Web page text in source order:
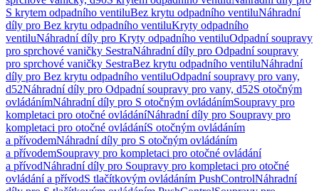
S krytem odpadního ventiluBez krytu odpadního ventiluNáhradní
díly pro Bez krytu odpadního ventiluKryty odpadního
ventiluNáhradní díly pro Kryty odpadního ventiluOdpadní soupravy
pro sprchové vaničky SestraNáhradní díly pro Odpadní soupravy
pro sprchové vaničky SestraBez krytu odpadního ventiluNáhradní
díly pro Bez krytu odpadního ventiluOdpadní soupravy pro vany,
d52Náhradní díly pro Odpadní soupravy pro vany, d52S otočným
ovládánímNáhradní díly pro S otočným ovládánímSoupravy pro
kompletaci pro otočné ovládáníNáhradní díly pro Soupravy pro
kompletaci pro otočné ovládáníS otočným ovládáním
a přívodemNáhradní díly pro S otočným ovládáním
a přívodemSoupravy pro kompletaci pro otočné ovládání
a přívodNáhradní díly pro Soupravy pro kompletaci pro otočné
ovládání a přívodS tlačítkovým ovládáním PushControlNáhradní